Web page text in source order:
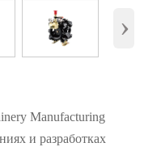
›
Manufacturing
и разработках